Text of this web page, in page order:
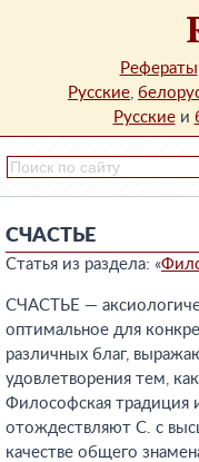
Рефераты
Русские,
Русскиеи
СЧАСТЬЕ
Статья из раздела: «
СЧАСТЬЕ —
оптимальное для
различных благ,
удовлетворения тем,
Философская традиция
отождествляют С. с
качестве общего